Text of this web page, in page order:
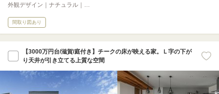
外観デザイン｜ナチュラル｜…
間取り図あり
【3000万円台/滋賀/庭付き】チークの床が映える家。Ｌ字の下が
り天井が引き立てる上質な空間